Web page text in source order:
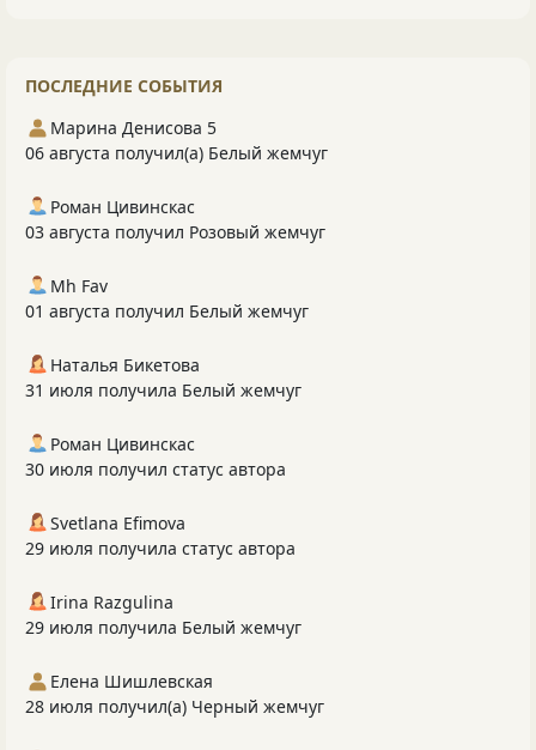
ПОСЛЕДНИЕ СОБЫТИЯ
Марина Денисова 5
06 августа получил(а) Белый жемчуг
Роман Цивинскас
03 августа получил Розовый жемчуг
Mh Fav
01 августа получил Белый жемчуг
Наталья Бикетова
31 июля получила Белый жемчуг
Роман Цивинскас
30 июля получил статус автора
Svetlana Efimova
29 июля получила статус автора
Irina Razgulina
29 июля получила Белый жемчуг
Елена Шишлевская
28 июля получил(а) Черный жемчуг